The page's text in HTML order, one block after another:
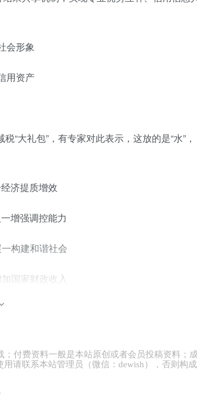
会形象
用资产
“大礼包”，有专家对此表示，这放的是“水”，
济提质增效
增强调控能力
构建和谐社会
国家财政收入
杭州市税务局依法对黄薇（网名：薇娅）作出
头知法、懂法、尊法、守法。上述材料中
；付费资料一般是本站原创或者会员投稿资料；
用请联系本站管理员（微信： dewish ），否则构成